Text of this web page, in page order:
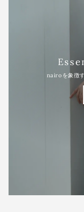
nairoを象徴